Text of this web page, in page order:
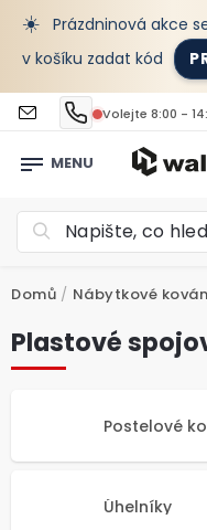
☀️ Prázdninová akce
v košíku zadat kód
Volejte 8:00 -
Domů / Nábytkové
Plastové
Postelové
Úhelníky